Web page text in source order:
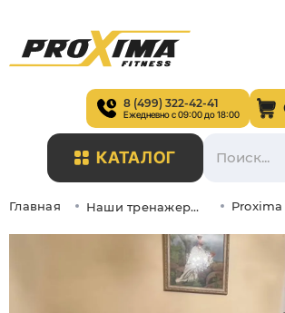
8 (499) 322-42-41
Ежедневно с 09:00 до 18:00
КАТАЛОГ
Главная Наши тренажеры в интерьере